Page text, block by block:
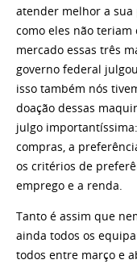
atender melhor a sua
como eles não
mercado essas três
governo federal
isso também nós
doação dessas
julgo
compras, a
os critérios de
emprego e a renda.
Tanto é assim que
ainda todos os
todos entre março e